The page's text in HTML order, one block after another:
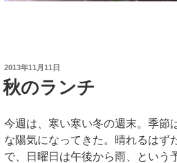
投
稿
日:
2013年11月11日
秋のランチ
今週は、寒い寒い冬の週末。季節
な陽気になってきた。晴れるはず
で、日曜日は午後から雨、という